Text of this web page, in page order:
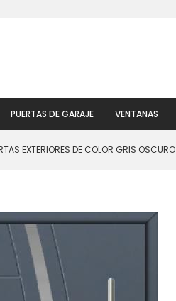
PUERTAS DE GARAJE VENTANAS
EXTERIORES DE COLOR GRIS OSCURO